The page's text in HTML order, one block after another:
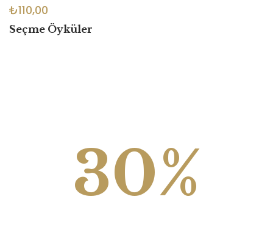
30%
₺110,00
Seçme Öyküler